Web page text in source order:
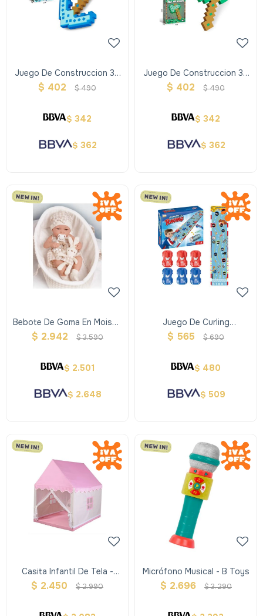
Juego De Construccion 3d
Para Armar - Pico
$ 402 $490
$ 342
$ 362
Juego De Construccion 3d
Para Armar - Hacha
$ 402 $490
$ 342
$ 362
Bebote De Goma En Moises
38 Cm Con Conejito Beige
$ 2.942 $3.590
$ 2.501
$ 2.648
Juego De Curling
Automovilismo
$ 565 $690
$ 480
$ 509
Casita Infantil De Tela -
Rosada
$ 2.450 $2.990
Micrófono Musical - B Toys
$ 2.696 $3.290